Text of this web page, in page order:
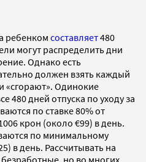
ребенком составляет480
могут распределить дни
Однако есть
должен взять каждый
«сгорают». Одинокие
480 дней отпуска по уходу за
по ставке 80% от
крон (около €99) в день.
по минимальному
в день. Рассчитывать на
но во многих